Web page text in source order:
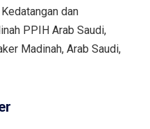
dan
PPIH Arab Saudi,
Madinah, Arab Saudi,